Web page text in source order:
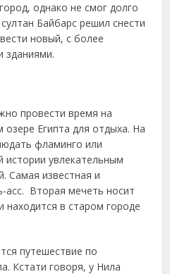
однако не смог долго
Байбарс решил снести
новый, с более
зданиями.
провести время на
Египта для отдыха. На
фламинго или
истории увлекательным
Самая известная и
Вторая мечеть носит
находится в старом городе
путешествие по
Кстати говоря, у Нила